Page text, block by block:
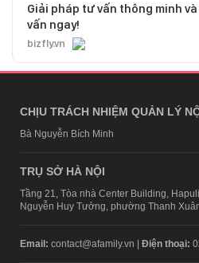
Giải pháp tư vấn thông minh
vấn ngay!
bizfly.vn
CHỊU TRÁCH NHIỆM QUẢN LÝ
Bà Nguyễn Bích Minh
TRỤ SỞ HÀ NỘI
Tầng 21, Tòa nhà Center Building,
Nguyễn Huy Tưởng, phường Thanh
Email: contact@afamily.vn | Điện thoại: